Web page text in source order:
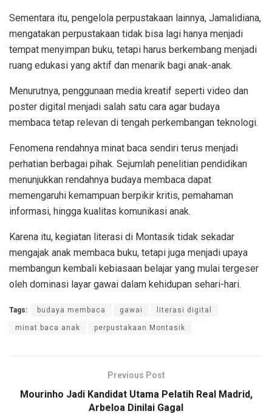
Sementara itu, pengelola perpustakaan lainnya, Jamalidiana,
mengatakan perpustakaan tidak bisa lagi hanya menjadi
tempat menyimpan buku, tetapi harus berkembang menjadi
ruang edukasi yang aktif dan menarik bagi anak-anak.
Menurutnya, penggunaan media kreatif seperti video dan
poster digital menjadi salah satu cara agar budaya
membaca tetap relevan di tengah perkembangan teknologi.
Fenomena rendahnya minat baca sendiri terus menjadi
perhatian berbagai pihak. Sejumlah penelitian pendidikan
menunjukkan rendahnya budaya membaca dapat
memengaruhi kemampuan berpikir kritis, pemahaman
informasi, hingga kualitas komunikasi anak.
Karena itu, kegiatan literasi di Montasik tidak sekadar
mengajak anak membaca buku, tetapi juga menjadi upaya
membangun kembali kebiasaan belajar yang mulai tergeser
oleh dominasi layar gawai dalam kehidupan sehari-hari.
Tags: budaya membaca gawai literasi digital
minat baca anak perpustakaan Montasik
Previous Post
Mourinho Jadi Kandidat Utama Pelatih Real Madrid,
Arbeloa Dinilai Gagal